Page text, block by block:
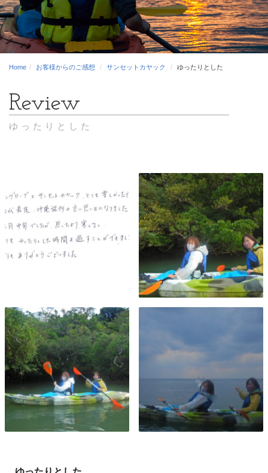
Home お客様からのご感想 サンセットカヤック ゆったりとした
ゆったりとした